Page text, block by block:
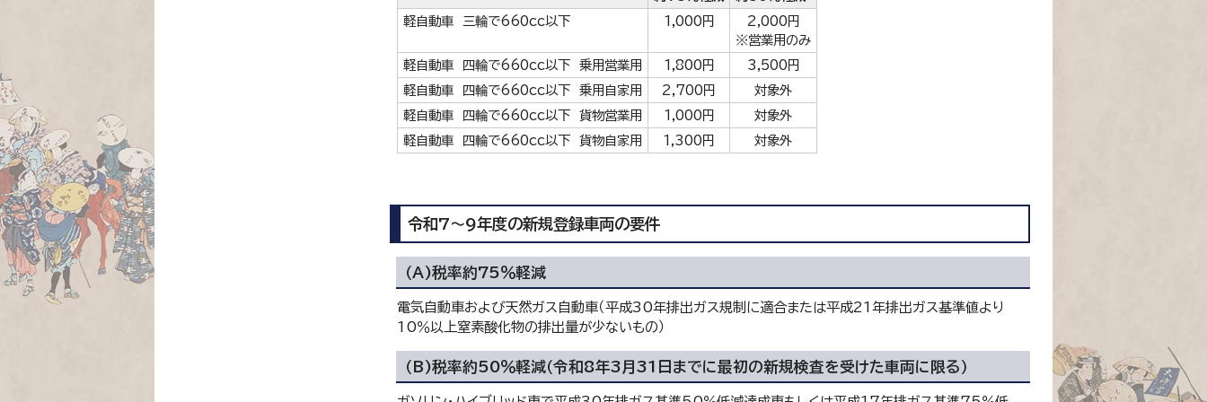
軽自動車 三輪で660cc以下
1,000円
2,000円
※営業用のみ
軽自動車 四輪で660cc以下 乗用営業用
1,800円
3,500円
軽自動車 四輪で660cc以下 乗用自家用
2,700円
対象外
軽自動車 四輪で660cc以下 貨物営業用
1,000円
対象外
軽自動車 四輪で660cc以下 貨物自家用
1,300円 対象外
令和7～9年度の新規登録車両の要件
（A)税率約75％軽減
電気自動車および天然ガス自動車（平成30年排出ガス規制に適合または平成21年排出ガス基準値より
10％以上窒素酸化物の排出量が少ないもの）
（B)税率約50％軽減（令和8年3月31日までに最初の新規検査を受けた車両に限る）